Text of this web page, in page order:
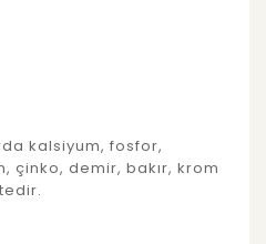
kalsiyum, fosfor,
çinko, demir, bakır, krom